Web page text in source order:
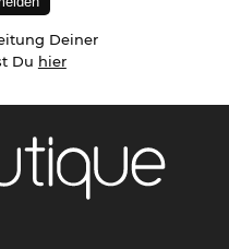
Deiner
Du hier